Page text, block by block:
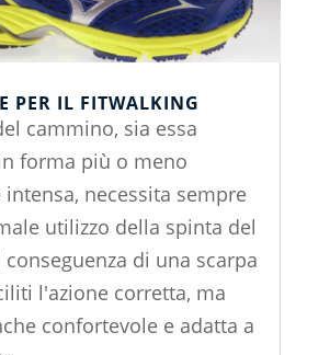
PER IL FITWALKING
cammino, sia essa
forma più o meno
necessita sempre
utilizzo della spinta del
di una scarpa
l'azione corretta, ma
confortevole e adatta a